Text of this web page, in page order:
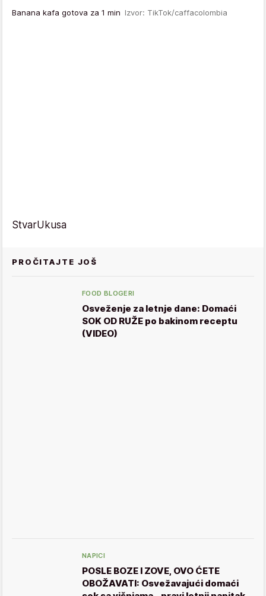
Banana kafa gotova za 1 min Izvor: TikTok/caffacolombia
StvarUkusa
PROČITAJTE JOŠ
FOOD BLOGERI
Osveženje za letnje dane: Domaći
SOK OD RUŽE po bakinom receptu
(VIDEO)
NAPICI
POSLE BOZE I ZOVE, OVO ĆETE
OBOŽAVATI: Osvežavajući domaći